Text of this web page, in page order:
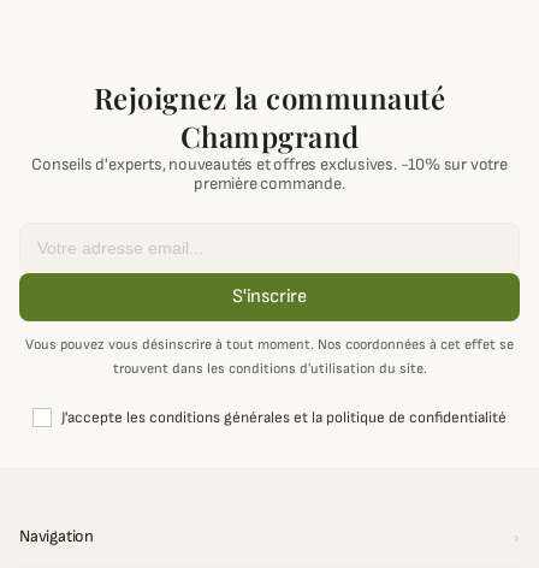
Rejoignez la communauté
Champgrand
Conseils d'experts, nouveautés et offres exclusives. -10% sur votre
première commande.
S'inscrire
Vous pouvez vous désinscrire à tout moment. Nos coordonnées à cet effet se
trouvent dans les conditions d’utilisation du site.
J'accepte les conditions générales et la politique de confidentialité
Navigation